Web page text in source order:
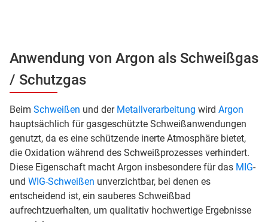
Anwendung von Argon als Schweißgas
/ Schutzgas
Beim Schweißen und der Metallverarbeitung wird Argon
hauptsächlich für gasgeschützte Schweißanwendungen
genutzt, da es eine schützende inerte Atmosphäre bietet,
die Oxidation während des Schweißprozesses verhindert.
Diese Eigenschaft macht Argon insbesondere für das MIG-
und WIG-Schweißen unverzichtbar, bei denen es
entscheidend ist, ein sauberes Schweißbad
aufrechtzuerhalten, um qualitativ hochwertige Ergebnisse